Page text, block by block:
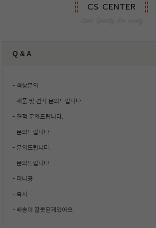
CS CENTER
Q & A
- 색상문의
- 제품 및 견적 문의드립니다.
- 견적 문의드립니다.
- 문의드립니다.
- 문의드립니다.
- 문의드립니다.
- 미니공
- 혹시
- 배송이 잘못된게있어요